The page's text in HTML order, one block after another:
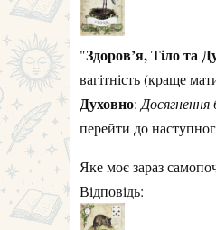
"Здоров’я, Тіло та
вагітність (краще
Духовно: Досягнення
перейти до
Яке моє зараз
Відповідь: